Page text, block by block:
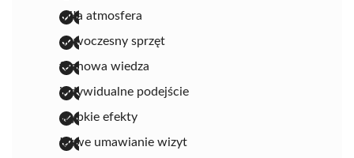
miła atmosfera
nowoczesny sprzęt
fachowa wiedza
indywidualne podejście
szybkie efekty
łatwe umawianie wizyt